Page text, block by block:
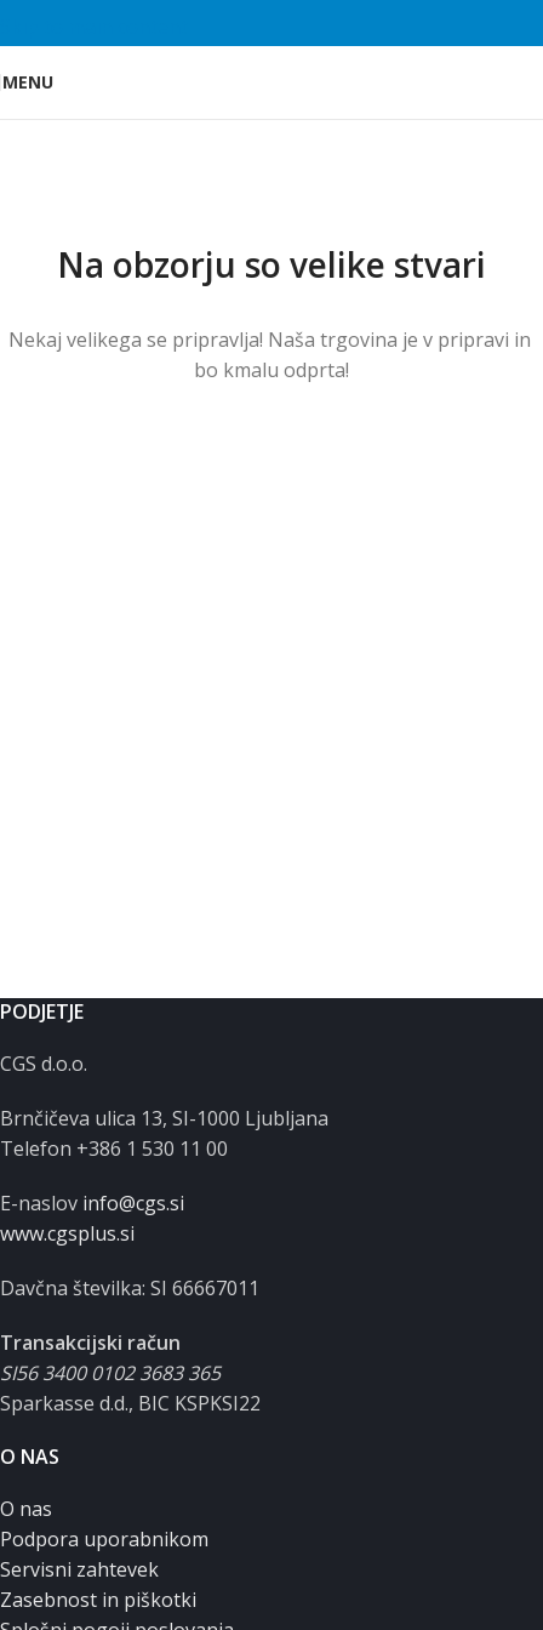
MENU
Na obzorju so velike stvari
Nekaj ​​velikega se pripravlja! Naša trgovina je v pripravi in ​​
bo kmalu odprta!
PODJETJE
CGS d.o.o.
Brnčičeva ulica 13, SI-1000 Ljubljana
Telefon +386 1 530 11 00
E-naslov info@cgs.si
www.cgsplus.si
Davčna številka: SI 66667011
Transakcijski račun
SI56 3400 0102 3683 365
Sparkasse d.d., BIC KSPKSI22
O NAS
O nas
Podpora uporabnikom
Servisni zahtevek
Zasebnost in piškotki